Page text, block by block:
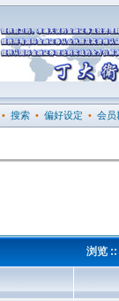
• 搜索 • 偏好设定 • 会员
浏览